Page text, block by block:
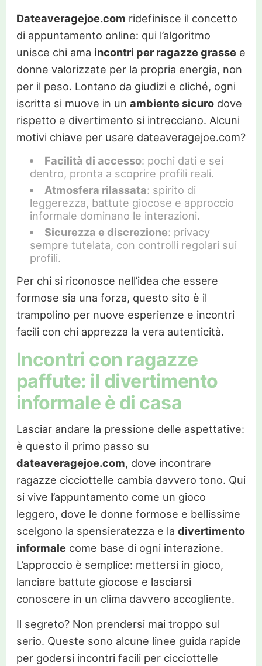
Dateaveragejoe.com ridefinisce il concetto
di appuntamento online: qui l’algoritmo
unisce chi ama incontri per ragazze grassee
donne valorizzate per la propria energia, non
per il peso. Lontano da giudizi e cliché, ogni
iscritta si muove in un ambiente sicurodove
rispetto e divertimento si intrecciano. Alcuni
motivi chiave per usare dateaveragejoe.com?
Facilità di accesso: pochi dati e sei
dentro, pronta a scoprire profili reali.
Atmosfera rilassata: spirito di
leggerezza, battute giocose e approccio
informale dominano le interazioni.
Sicurezza e discrezione: privacy
sempre tutelata, con controlli regolari sui
profili.
Per chi si riconosce nell’idea che essere
formose sia una forza, questo sito è il
trampolino per nuove esperienze e incontri
facili con chi apprezza la vera autenticità.
Incontri con ragazze
paffute: il divertimento
informale è di casa
Lasciar andare la pressione delle aspettative:
è questo il primo passo su
dateaveragejoe.com, dove incontrare
ragazze cicciottelle cambia davvero tono. Qui
si vive l’appuntamento come un gioco
leggero, dove le donne formose e bellissime
scelgono la spensieratezza e la divertimento
informalecome base di ogni interazione.
L’approccio è semplice: mettersi in gioco,
lanciare battute giocose e lasciarsi
conoscere in un clima davvero accogliente.
Il segreto? Non prendersi mai troppo sul
serio. Queste sono alcune linee guida rapide
per godersi incontri facili per cicciottelle